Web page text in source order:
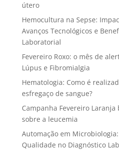
útero
Hemocultura na Sepse:
Avanços Tecnológicos e
Laboratorial
Fevereiro Roxo: o mês de
Lúpus e Fibromialgia
Hematologia: Como é
esfregaço de sangue?
Campanha Fevereiro
sobre a leucemia
Automação em
Qualidade no Diagnóstico